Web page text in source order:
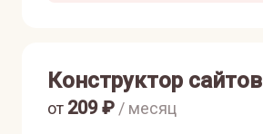
Конструктор сайтов
от 209₽ / месяц